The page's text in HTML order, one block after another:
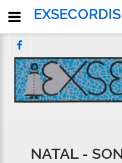
NATAL -
EXSECORDIS